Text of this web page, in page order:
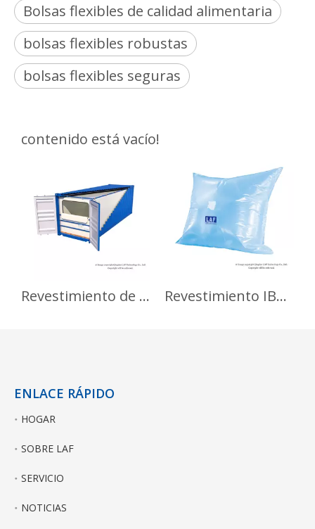
Bolsas flexibles de calidad alimentaria
bolsas flexibles robustas
bolsas flexibles seguras
contenido está vacío!
Revestimiento de contenedor de aluminio a prueba de humedad para cebada Revestimiento IBC de 1000 L respetuoso con el medio ambiente para aditivos alimentarios
ENLACE RÁPIDO
HOGAR
SOBRE LAF
SERVICIO
NOTICIAS